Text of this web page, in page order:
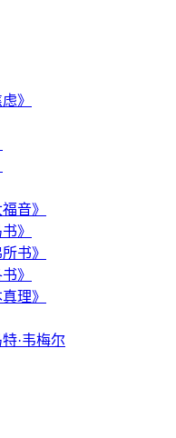
》
音》
》
书》
》
理》
·韦梅尔